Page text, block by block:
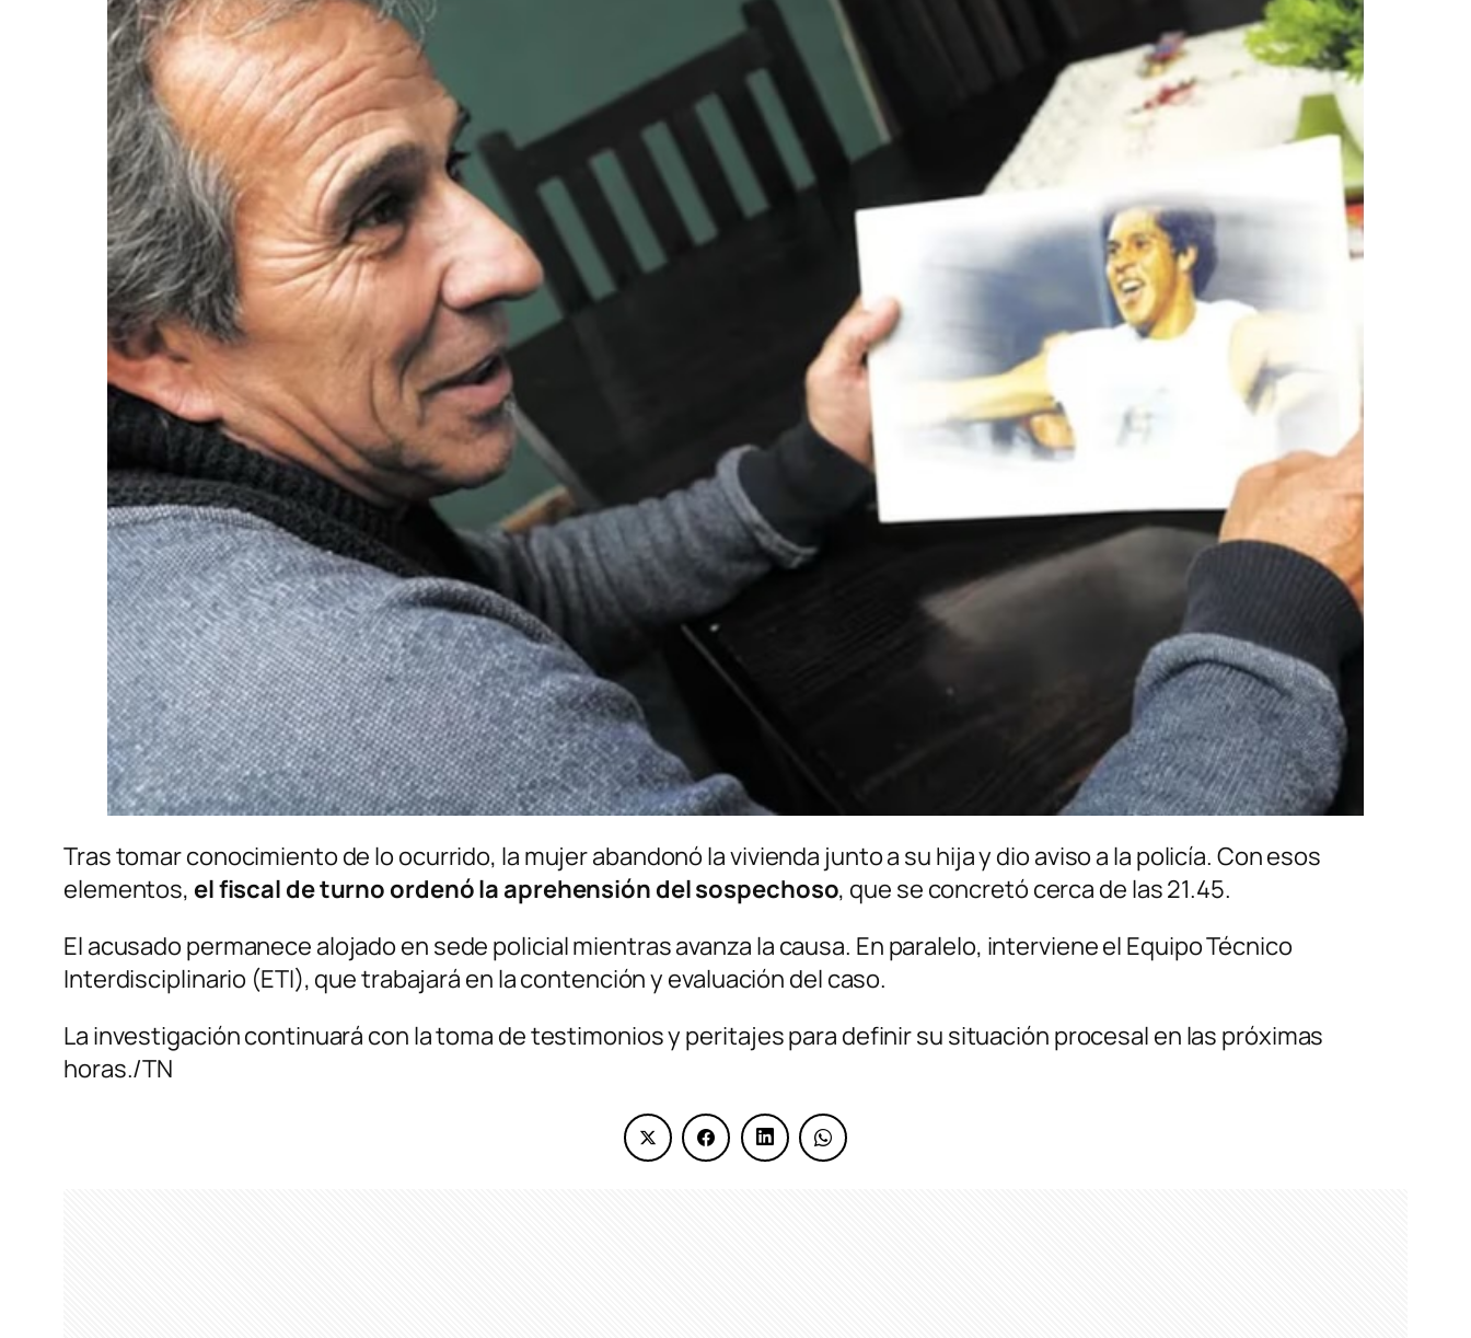
Tras tomar conocimiento de lo ocurrido, la mujer abandonó la vivienda junto a su hija y dio aviso a la policía. Con esos
elementos, el fiscal de turno ordenó la aprehensión del sospechoso, que se concretó cerca de las 21.45.
El acusado permanece alojado en sede policial mientras avanza la causa. En paralelo, interviene el Equipo Técnico
Interdisciplinario (ETI), que trabajará en la contención y evaluación del caso.
La investigación continuará con la toma de testimonios y peritajes para definir su situación procesal en las próximas
horas./TN